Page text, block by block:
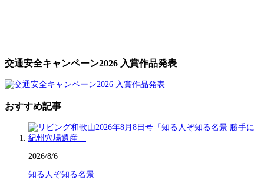
交通安全キャンペーン2026 入賞作品発表
おすすめ記事
2026/8/6
知る人ぞ知る名景